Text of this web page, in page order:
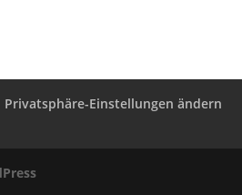
Privatsphäre-Einstellungen ändern